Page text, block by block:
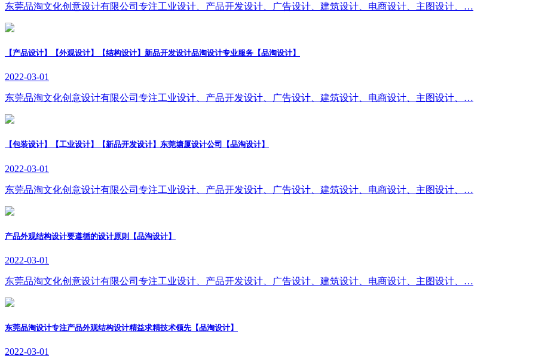
东莞品淘文化创意设计有限公司专注工业设计、产品开发设计、广告设计、建筑设计、电商设计、主图设计、…
【产品设计】【外观设计】【结构设计】新品开发设计品淘设计专业服务【品淘设计】
2022-03-01
东莞品淘文化创意设计有限公司专注工业设计、产品开发设计、广告设计、建筑设计、电商设计、主图设计、…
【包装设计】【工业设计】【新品开发设计】东莞塘厦设计公司【品淘设计】
2022-03-01
东莞品淘文化创意设计有限公司专注工业设计、产品开发设计、广告设计、建筑设计、电商设计、主图设计、…
产品外观结构设计要遵循的设计原则【品淘设计】
2022-03-01
东莞品淘文化创意设计有限公司专注工业设计、产品开发设计、广告设计、建筑设计、电商设计、主图设计、…
东莞品淘设计专注产品外观结构设计精益求精技术领先【品淘设计】
2022-03-01